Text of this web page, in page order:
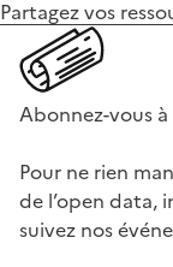
Partagez vos
Abonnez-vous
Pour ne rien
de l’open data,
suivez nos